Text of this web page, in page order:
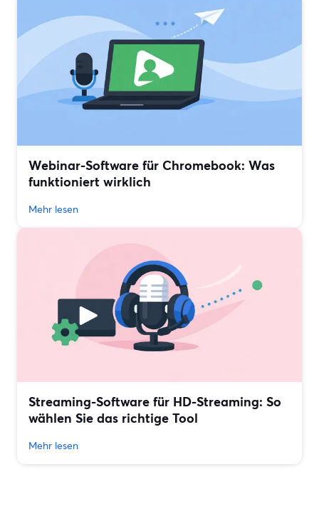
Webinar-Software für Chromebook: Was
funktioniert wirklich
Mehr lesen
Streaming-Software für HD-Streaming: So
wählen Sie das richtige Tool
Mehr lesen